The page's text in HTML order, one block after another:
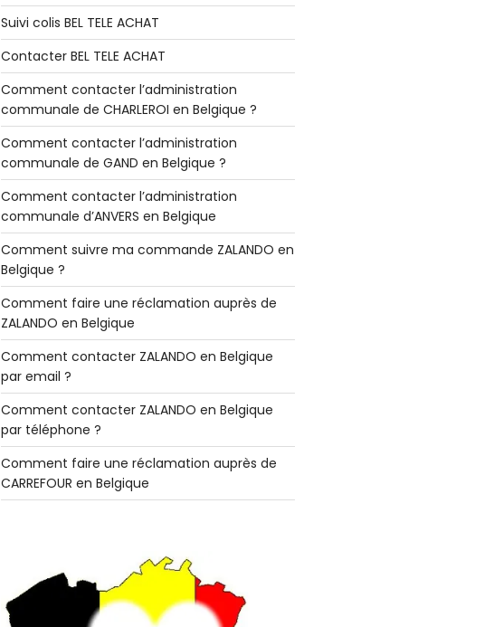
Suivi colis BEL TELE ACHAT
Contacter BEL TELE ACHAT
Comment contacter l’administration
communale de CHARLEROI en Belgique ?
Comment contacter l’administration
communale de GAND en Belgique ?
Comment contacter l’administration
communale d’ANVERS en Belgique
Comment suivre ma commande ZALANDO en
Belgique ?
Comment faire une réclamation auprès de
ZALANDO en Belgique
Comment contacter ZALANDO en Belgique
par email ?
Comment contacter ZALANDO en Belgique
par téléphone ?
Comment faire une réclamation auprès de
CARREFOUR en Belgique